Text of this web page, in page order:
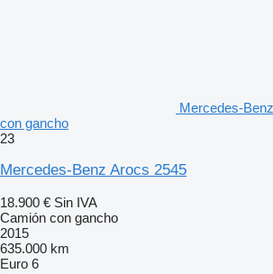
Mercedes-
con gancho
23
Mercedes-Benz Arocs 2545
18.900 € Sin IVA
Camión con gancho
2015
635.000 km
Euro 6